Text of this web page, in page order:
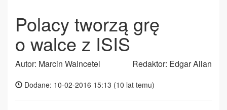
Polacy tworzą grę
o walce z ISIS
Autor: Marcin Waincetel Redaktor: Edgar Allan
Dodane: 10-02-2016 15:13 (10 lat temu)